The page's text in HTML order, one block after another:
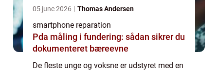
05 june 2026 Thomas Andersen
smartphone reparation
Pda måling i fundering: sådan sikrer du
dokumenteret bæreevne
De fleste unge og voksne er udstyret med en